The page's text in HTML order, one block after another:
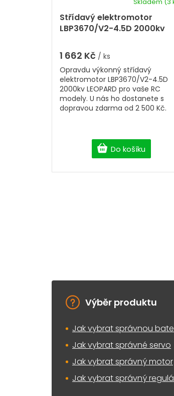
Střídavý elektromotor
LBP3670/V2-4.5D 2000kv
1 662 Kč / ks
Do košíku
Opravdu výkonný střídavý
elektromotor LBP3670/V2-4.5D
2000kv LEOPARD pro vaše RC
modely. U nás ho dostanete s
dopravou zdarma od 2 500 Kč.
Výběr produktu
Jak vybrat správnou
Jak vybrat správné servo
Jak vybrat správný motor
Jak vybrat správný